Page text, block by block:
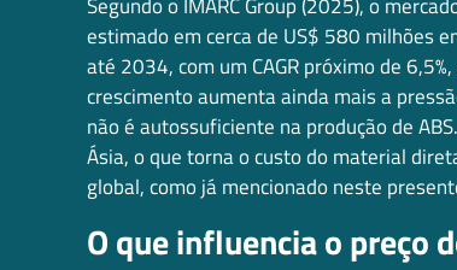
Segundo o IMARC Group (2025), o
estimado em cerca de US$ 580 milhões
até 2034, com um CAGR próximo de
crescimento aumenta ainda mais a
não é autossuficiente na produção de
Ásia, o que torna o custo do material
global, como já mencionado neste
O que influencia o preço